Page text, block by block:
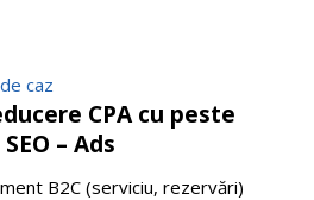
caz
CPA cu peste
– Ads
B2C (serviciu, rezervări)